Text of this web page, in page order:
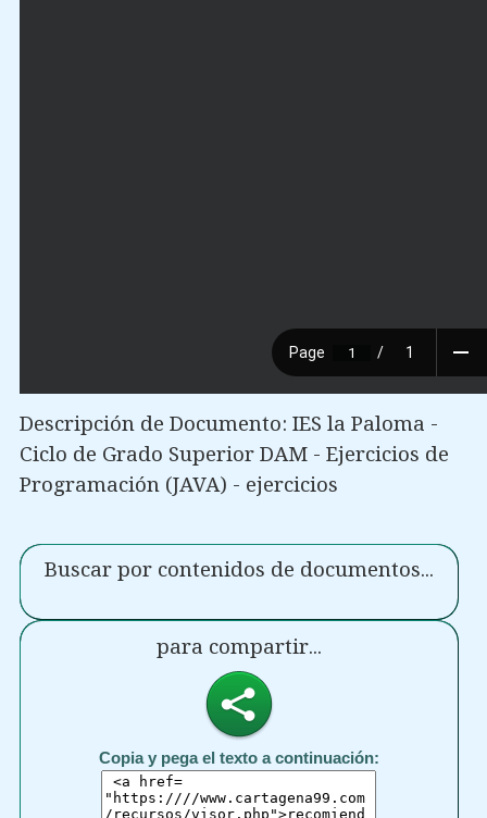
Descripción de Documento: IES la Paloma -
Ciclo de Grado Superior DAM - Ejercicios de
Programación (JAVA) - ejercicios
Buscar por contenidos de documentos...
para compartir...
Copia y pega el texto a continuación: